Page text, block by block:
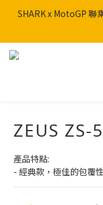
SHARK x MotoGP 聯
SHARK x MotoGP 聯
📦 【全新上架】NHK
ZEUS ZS-
產品特點:
- 經典款，極佳的包覆